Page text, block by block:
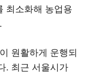
최소화해 농업용
원활하게 운행되
. 최근 서울시가